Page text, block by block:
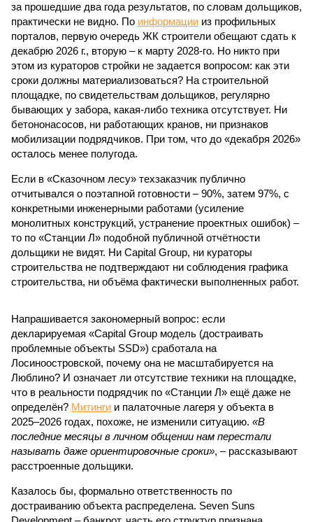
за прошедшие два года результатов, по словам дольщиков,
практически не видно. По информации из профильных
порталов, первую очередь ЖК строители обещают сдать к
декабрю 2026 г., вторую – к марту 2028-го. Но никто при
этом из кураторов стройки не задается вопросом: как эти
сроки должны материализоваться? На строительной
площадке, по свидетельствам дольщиков, регулярно
бывающих у забора, какая-либо техника отсутствует. Ни
бетононасосов, ни работающих кранов, ни признаков
мобилизации подрядчиков. При том, что до «декабря 2026»
осталось менее полугода.
Если в «Сказочном лесу» техзаказчик публично
отчитывался о поэтапной готовности – 90%, затем 97%, с
конкретными инженерными работами (усиление
монолитных конструкций, устранение проектных ошибок) –
то по «Станции Л» подобной публичной отчётности
дольщики не видят. Ни Capital Group, ни кураторы
строительства не подтверждают ни соблюдения графика
строительства, ни объёма фактически выполненных работ.
Напрашивается закономерный вопрос: если
декларируемая «Capital Group модель (достраивать
проблемные объекты SSD») сработала на
Лосиноостровской, почему она не масштабируется на
Люблино? И означает ли отсутствие техники на площадке,
что в реальности подрядчик по «Станции Л» ещё даже не
определён? Митинги и палаточные лагеря у объекта в
2025–2026 годах, похоже, не изменили ситуацию. «В
последние месяцы в личном общении нам перестали
называть даже ориентировочные сроки», – рассказывают
расстроенные дольщики.
Казалось бы, формально ответственность по
достраиванию объекта распределена. Seven Suns